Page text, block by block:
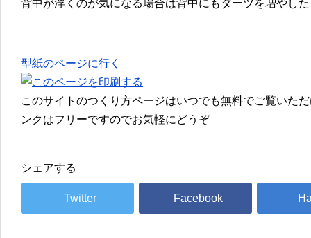
背中が浮くのが気になる場合は背中にもダーツを増やし
型紙のページに行く
このサイトのつくり方ページはいつでも無料でご覧いた
ンクはフリーですのでお気軽にどうぞ
シェアする